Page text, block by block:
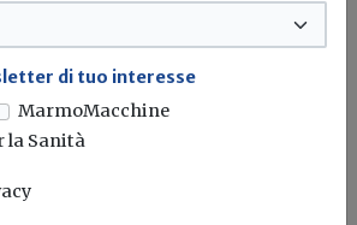
green,
più efficiente
di tuo interesse
MarmoMacchine
la Sanità